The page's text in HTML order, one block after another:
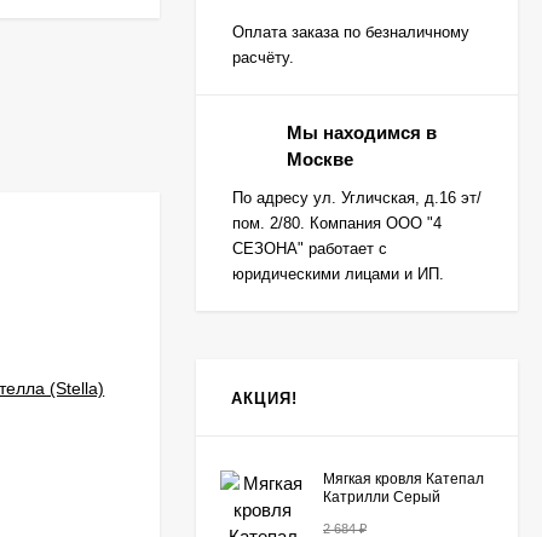
₽
Оплата заказа по безналичному
расчёту.
Мы находимся в
Москве
По адресу ул. Угличская, д.16 эт/
пом. 2/80. Компания ООО "4
СЕЗОНА" работает с
юридическими лицами и ИП.
АКЦИЯ!
Мягкая кровля Катепал
Катрилли Серый
2 684₽